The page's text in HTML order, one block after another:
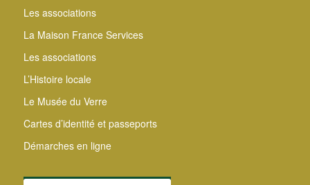
Les associations
La Maison France Services
Les associations
L’Histoire locale
Le Musée du Verre
Cartes d’identité et passeports
Démarches en ligne